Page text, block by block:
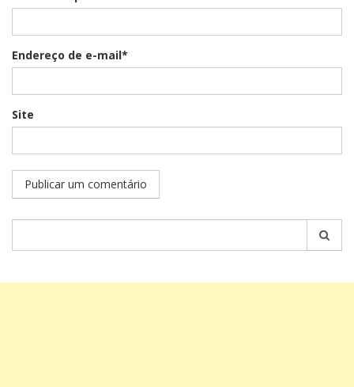
Endereço de e-mail*
Site